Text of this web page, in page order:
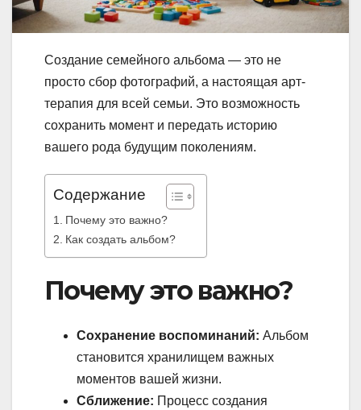
Создание семейного альбома — это не
просто сбор фотографий, а настоящая арт-
терапия для всей семьи. Это возможность
сохранить момент и передать историю
вашего рода будущим поколениям.
Содержание
Почему это важно?
Как создать альбом?
Почему это важно?
Сохранение воспоминаний: Альбом
становится хранилищем важных
моментов вашей жизни.
Сближение: Процесс создания